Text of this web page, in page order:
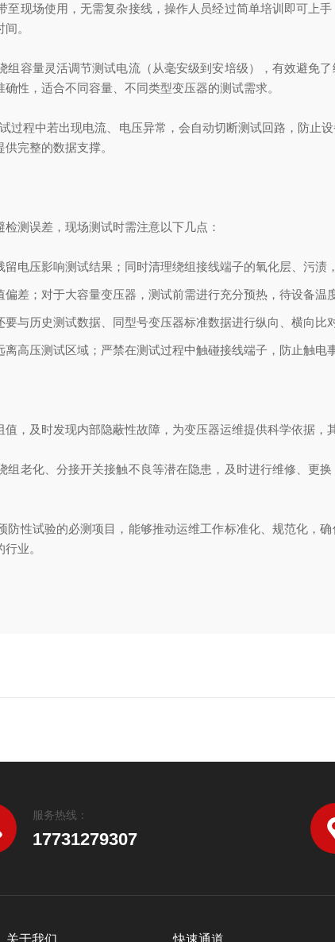
现场使用，无需复杂接线，操作人员经过简单培训即可上
。
容量灵活调节测试电流（从毫安级到安培级），有效避免
性，适合不同容量、不同类型变压器的测试需求。
过程中若出现电流、电压异常，会自动切断测试回路，防止
完整的数据支撑。
测误差，现场测试时需注意以下几点：
电压影响测试结果；同时清理绕组接线端子的氧化层、污渍
差；对于大容量变压器，测试前需进行充分预热，待设备温
与历史测试数据、同型号变压器标准数据进行纵向、横向比
高压测试区域；严禁在测试过程中触碰接线端子，防止触电
，及时发现内部隐蔽性故障，为变压器运维提供科学依据，
老化、分接开关接触不良等潜在隐患，及时进行维修、更
性试验的必测项目，能够推动运维工作标准化、规范化，
业。
服务热线：
17731279307
关于我们 快速通道